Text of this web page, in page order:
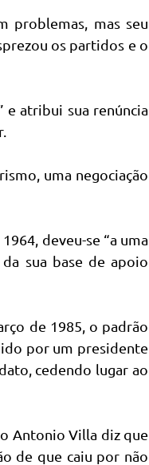
problemas, mas seu
os partidos e o
e atribui sua renúncia
uma negociação
deveu-se “a uma
sua base de apoio
de 1985, o padrão
por um presidente
cedendo lugar ao
Antonio Villa diz que
de que caiu por não